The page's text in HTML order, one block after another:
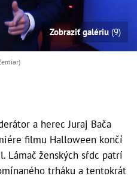
Zobraziť galériu (9)
a herec Juraj Bača
filmu Halloween končí
Lámač ženských sŕdc patrí
trháku a tentokrát